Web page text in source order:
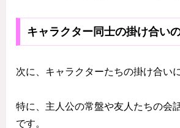
キャラクター同士の掛け合い
次に、キャラクターたちの掛け合い
特に、主人公の常盤や友人たちの会
です。